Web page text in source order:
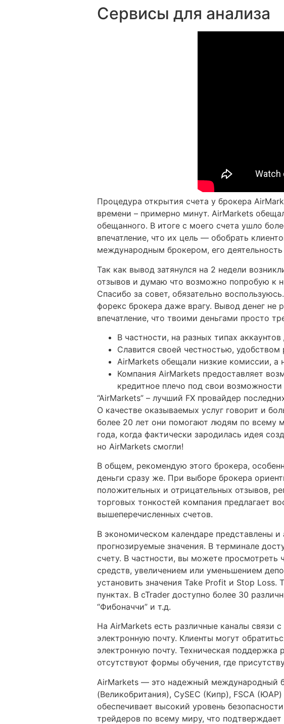
Сервисы для анализа
Процедура открытия счета у брокера
времени – примерно минут. AirMarkets
обещанного. В итоге с моего счета ушло
впечатление, что их цель — обобрать
международным брокером, его
Так как вывод затянулся на 2 недели
отзывов и думаю что возможно попробую к
Спасибо за совет, обязательно
форекс брокера даже врагу. Вывод денег не
впечатление, что твоими деньгами просто
В частности, на разных типах
Славится своей честностью,
AirMarkets обещали низкие комиссии, а
Компания AirMarkets предоставляет
кредитное плечо под свои
“AirMarkets” – лучший FX провайдер
О качестве оказываемых услуг говорит и
более 20 лет они помогают людям по всему
года, когда фактически зародилась идея
но AirMarkets смогли!
В общем, рекомендую этого брокера,
деньги сразу же. При выборе брокера
положительных и отрицательных отзывов,
торговых тонкостей компания предлагает
вышеперечисленных счетов.
В экономическом календаре представлены
прогнозируемые значения. В терминале
счету. В частности, вы можете
средств, увеличением или уменьшением
установить значения Take Profit и Stop
пунктах. В cTrader доступно более 30
“Фибоначчи” и т.д.
На AirMarkets есть различные каналы связи
электронную почту. Клиенты могут
электронную почту. Техническая
отсутствуют формы обучения, где
AirMarkets — это надежный международный
(Великобритания), CySEC (Кипр), FSCA
обеспечивает высокий уровень
трейдеров по всему миру, что подтверждает